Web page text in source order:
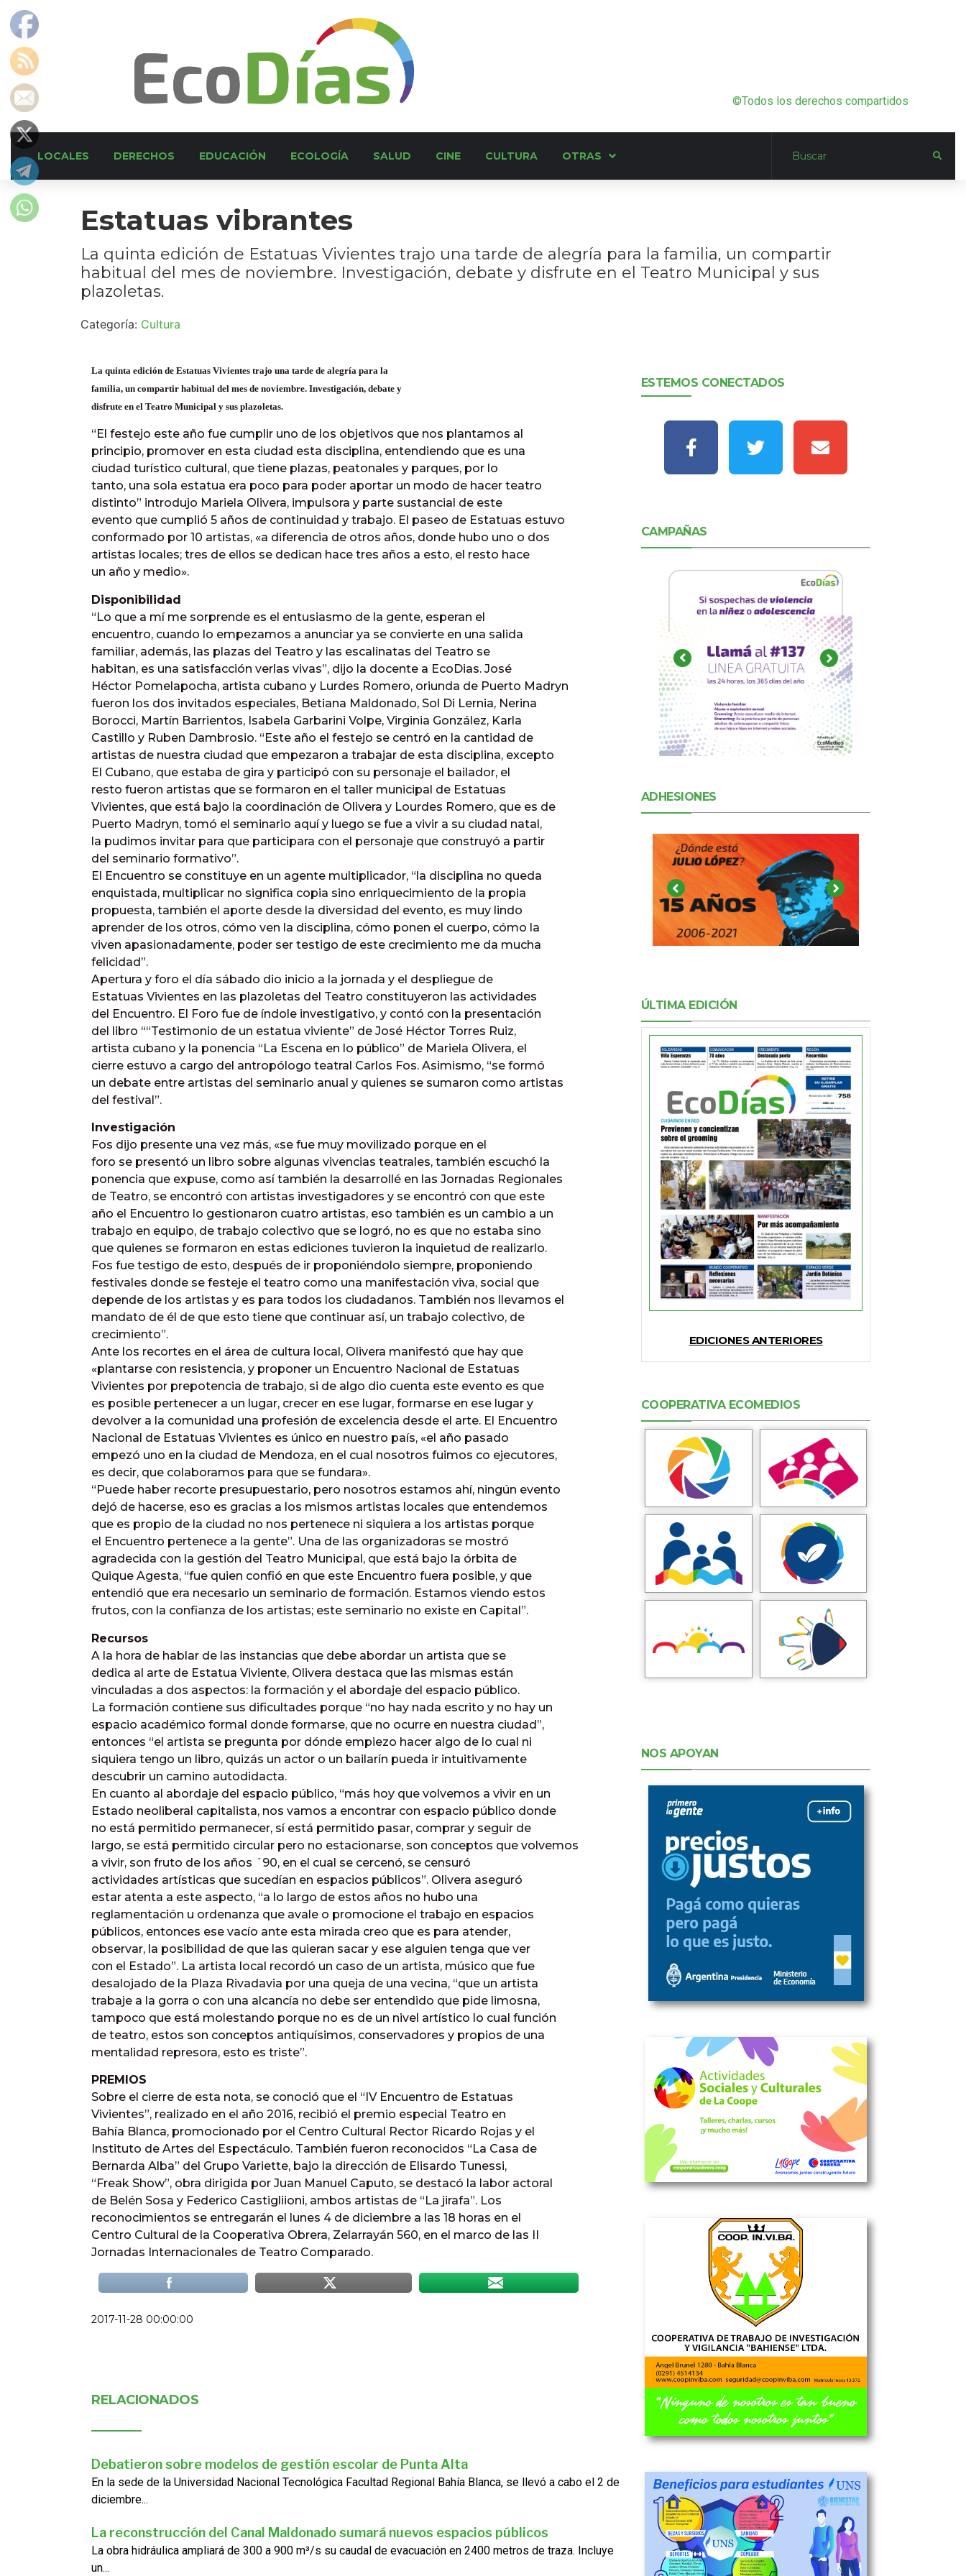
©Todos los derechos compartidos
LOCALES DERECHOS EDUCACIÓN ECOLOGÍA SALUD CINE CULTURA OTRAS
Estatuas vibrantes
La quinta edición de Estatuas Vivientes trajo una tarde de alegría para la familia, un compartir
habitual del mes de noviembre. Investigación, debate y disfrute en el Teatro Municipal y sus
plazoletas.
Categoría: Cultura
La quinta edición de Estatuas Vivientes trajo una tarde de alegría para la
familia, un compartir habitual del mes de noviembre. Investigación, debate y
disfrute en el Teatro Municipal y sus plazoletas.
“El festejo este año fue cumplir uno de los objetivos que nos plantamos al
principio, promover en esta ciudad esta disciplina, entendiendo que es una
ciudad turístico cultural, que tiene plazas, peatonales y parques, por lo
tanto, una sola estatua era poco para poder aportar un modo de hacer teatro
distinto” introdujo Mariela Olivera, impulsora y parte sustancial de este
evento que cumplió 5 años de continuidad y trabajo. El paseo de Estatuas estuvo
conformado por 10 artistas, «a diferencia de otros años, donde hubo uno o dos
artistas locales; tres de ellos se dedican hace tres años a esto, el resto hace
un año y medio».
Disponibilidad
“Lo que a mí me sorprende es el entusiasmo de la gente, esperan el
encuentro, cuando lo empezamos a anunciar ya se convierte en una salida
familiar, además, las plazas del Teatro y las escalinatas del Teatro se
habitan, es una satisfacción verlas vivas”, dijo la docente a EcoDias. José
Héctor Pomelapocha, artista cubano y Lurdes Romero, oriunda de Puerto Madryn
fueron los dos invitados especiales, Betiana Maldonado, Sol Di Lernia, Nerina
Borocci, Martín Barrientos, Isabela Garbarini Volpe, Virginia González, Karla
Castillo y Ruben Dambrosio. “Este año el festejo se centró en la cantidad de
artistas de nuestra ciudad que empezaron a trabajar de esta disciplina, excepto
El Cubano, que estaba de gira y participó con su personaje el bailador, el
resto fueron artistas que se formaron en el taller municipal de Estatuas
Vivientes, que está bajo la coordinación de Olivera y Lourdes Romero, que es de
Puerto Madryn, tomó el seminario aquí y luego se fue a vivir a su ciudad natal,
la pudimos invitar para que participara con el personaje que construyó a partir
del seminario formativo”.
El Encuentro se constituye en un agente multiplicador, “la disciplina no queda
enquistada, multiplicar no significa copia sino enriquecimiento de la propia
propuesta, también el aporte desde la diversidad del evento, es muy lindo
aprender de los otros, cómo ven la disciplina, cómo ponen el cuerpo, cómo la
viven apasionadamente, poder ser testigo de este crecimiento me da mucha
felicidad”.
Apertura y foro el día sábado dio inicio a la jornada y el despliegue de
Estatuas Vivientes en las plazoletas del Teatro constituyeron las actividades
del Encuentro. El Foro fue de índole investigativo, y contó con la presentación
del libro ““Testimonio de un estatua viviente” de José Héctor Torres Ruiz,
artista cubano y la ponencia “La Escena en lo público” de Mariela Olivera, el
cierre estuvo a cargo del antropólogo teatral Carlos Fos. Asimismo, “se formó
un debate entre artistas del seminario anual y quienes se sumaron como artistas
del festival”.
Investigación
Fos dijo presente una vez más, «se fue muy movilizado porque en el
foro se presentó un libro sobre algunas vivencias teatrales, también escuchó la
ponencia que expuse, como así también la desarrollé en las Jornadas Regionales
de Teatro, se encontró con artistas investigadores y se encontró con que este
año el Encuentro lo gestionaron cuatro artistas, eso también es un cambio a un
trabajo en equipo, de trabajo colectivo que se logró, no es que no estaba sino
que quienes se formaron en estas ediciones tuvieron la inquietud de realizarlo.
Fos fue testigo de esto, después de ir proponiéndolo siempre, proponiendo
festivales donde se festeje el teatro como una manifestación viva, social que
depende de los artistas y es para todos los ciudadanos. También nos llevamos el
mandato de él de que esto tiene que continuar así, un trabajo colectivo, de
crecimiento”.
Ante los recortes en el área de cultura local, Olivera manifestó que hay que
«plantarse con resistencia, y proponer un Encuentro Nacional de Estatuas
Vivientes por prepotencia de trabajo, si de algo dio cuenta este evento es que
es posible pertenecer a un lugar, crecer en ese lugar, formarse en ese lugar y
devolver a la comunidad una profesión de excelencia desde el arte. El Encuentro
Nacional de Estatuas Vivientes es único en nuestro país, «el año pasado
empezó uno en la ciudad de Mendoza, en el cual nosotros fuimos co ejecutores,
es decir, que colaboramos para que se fundara».
“Puede haber recorte presupuestario, pero nosotros estamos ahí, ningún evento
dejó de hacerse, eso es gracias a los mismos artistas locales que entendemos
que es propio de la ciudad no nos pertenece ni siquiera a los artistas porque
el Encuentro pertenece a la gente”. Una de las organizadoras se mostró
agradecida con la gestión del Teatro Municipal, que está bajo la órbita de
Quique Agesta, “fue quien confió en que este Encuentro fuera posible, y que
entendió que era necesario un seminario de formación. Estamos viendo estos
frutos, con la confianza de los artistas; este seminario no existe en Capital”.
Recursos
A la hora de hablar de las instancias que debe abordar un artista que se
dedica al arte de Estatua Viviente, Olivera destaca que las mismas están
vinculadas a dos aspectos: la formación y el abordaje del espacio público.
La formación contiene sus dificultades porque “no hay nada escrito y no hay un
espacio académico formal donde formarse, que no ocurre en nuestra ciudad”,
entonces “el artista se pregunta por dónde empiezo hacer algo de lo cual ni
siquiera tengo un libro, quizás un actor o un bailarín pueda ir intuitivamente
descubrir un camino autodidacta.
En cuanto al abordaje del espacio público, “más hoy que volvemos a vivir en un
Estado neoliberal capitalista, nos vamos a encontrar con espacio público donde
no está permitido permanecer, sí está permitido pasar, comprar y seguir de
largo, se está permitido circular pero no estacionarse, son conceptos que volvemos
a vivir, son fruto de los años ´90, en el cual se cercenó, se censuró
actividades artísticas que sucedían en espacios públicos”. Olivera aseguró
estar atenta a este aspecto, “a lo largo de estos años no hubo una
reglamentación u ordenanza que avale o promocione el trabajo en espacios
públicos, entonces ese vacío ante esta mirada creo que es para atender,
observar, la posibilidad de que las quieran sacar y ese alguien tenga que ver
con el Estado”. La artista local recordó un caso de un artista, músico que fue
desalojado de la Plaza Rivadavia por una queja de una vecina, “que un artista
trabaje a la gorra o con una alcancía no debe ser entendido que pide limosna,
tampoco que está molestando porque no es de un nivel artístico lo cual función
de teatro, estos son conceptos antiquísimos, conservadores y propios de una
mentalidad represora, esto es triste”.
PREMIOS
Sobre el cierre de esta nota, se conoció que el “IV Encuentro de Estatuas
Vivientes”, realizado en el año 2016, recibió el premio especial Teatro en
Bahía Blanca, promocionado por el Centro Cultural Rector Ricardo Rojas y el
Instituto de Artes del Espectáculo. También fueron reconocidos “La Casa de
Bernarda Alba” del Grupo Variette, bajo la dirección de Elisardo Tunessi,
“Freak Show”, obra dirigida por Juan Manuel Caputo, se destacó la labor actoral
de Belén Sosa y Federico Castigliioni, ambos artistas de “La jirafa”. Los
reconocimientos se entregarán el lunes 4 de diciembre a las 18 horas en el
Centro Cultural de la Cooperativa Obrera, Zelarrayán 560, en el marco de las II
Jornadas Internacionales de Teatro Comparado.
2017-11-28 00:00:00
RELACIONADOS
Debatieron sobre modelos de gestión escolar de Punta Alta
En la sede de la Universidad Nacional Tecnológica Facultad Regional Bahía Blanca, se llevó a cabo el 2 de
diciembre...
La reconstrucción del Canal Maldonado sumará nuevos espacios públicos
La obra hidráulica ampliará de 300 a 900 m³/s su caudal de evacuación en 2400 metros de traza. Incluye
un...
ESTEMOS CONECTADOS
CAMPAÑAS
ADHESIONES
ÚLTIMA EDICIÓN
EDICIONES ANTERIORES
COOPERATIVA ECOMEDIOS
NOS APOYAN